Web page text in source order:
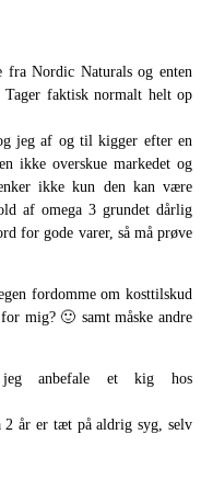
fra Nordic Naturals og enten
faktisk normalt helt op
jeg af og til kigger efter en
ikke overskue markedet og
ikke kun den kan være
af omega 3 grundet dårlig
for gode varer, så må prøve
fordomme om kosttilskud
mig? 🙂 samt måske andre
anbefale et kig hos
2 år er tæt på aldrig syg, selv